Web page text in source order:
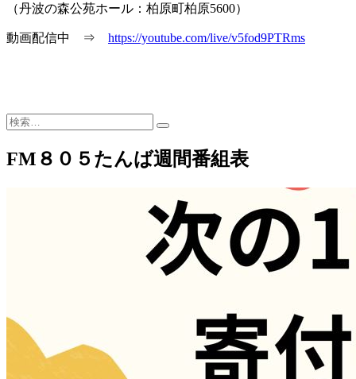
（丹波の森公苑ホール：柏原町柏原5600）
動画配信中 ⇒ https://youtube.com/live/v5fod9PTRms
検
FM８０５たんば週間番組表